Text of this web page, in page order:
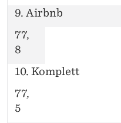
9. Airbnb
77,
8
10. Komplett
77,
5